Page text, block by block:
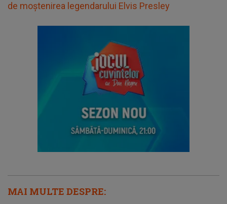
de moștenirea legendarului Elvis Presley
MAI MULTE DESPRE: